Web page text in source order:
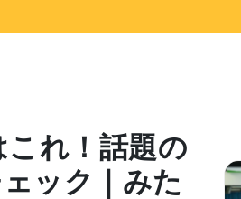
これ！話題の
ック｜みた